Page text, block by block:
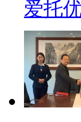
爱托